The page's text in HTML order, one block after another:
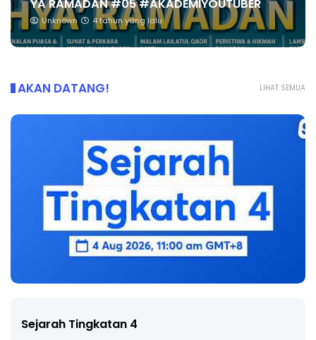
YA RAMADAN #05 #AKADEMIYOUTUBER
Unknown 4 tahun yang lalu
LIHAT SEMUA
AKAN DATANG!
Sejarah Tingkatan 4